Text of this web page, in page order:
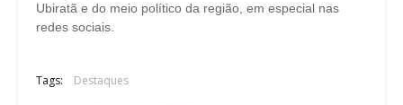
Ubiratã e do meio político da região, em especial nas
redes sociais.
Tags: Destaques